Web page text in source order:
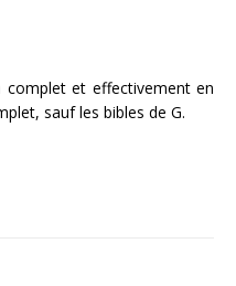
complet et effectivement en
sauf les bibles de G.